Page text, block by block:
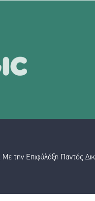
την Επιφύλάξη Παντός